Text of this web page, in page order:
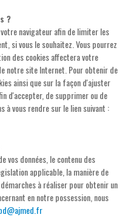
?
navigateur afin de limiter les
si vous le souhaitez. Vous pourrez
des cookies affectera votre
notre site Internet. Pour obtenir de
ainsi que sur la façon d'ajuster
d'accepter, de supprimer ou de
à vous rendre sur le lien suivant :
vos données, le contenu des
applicable, la manière de
à réaliser pour obtenir un
en notre possession, nous